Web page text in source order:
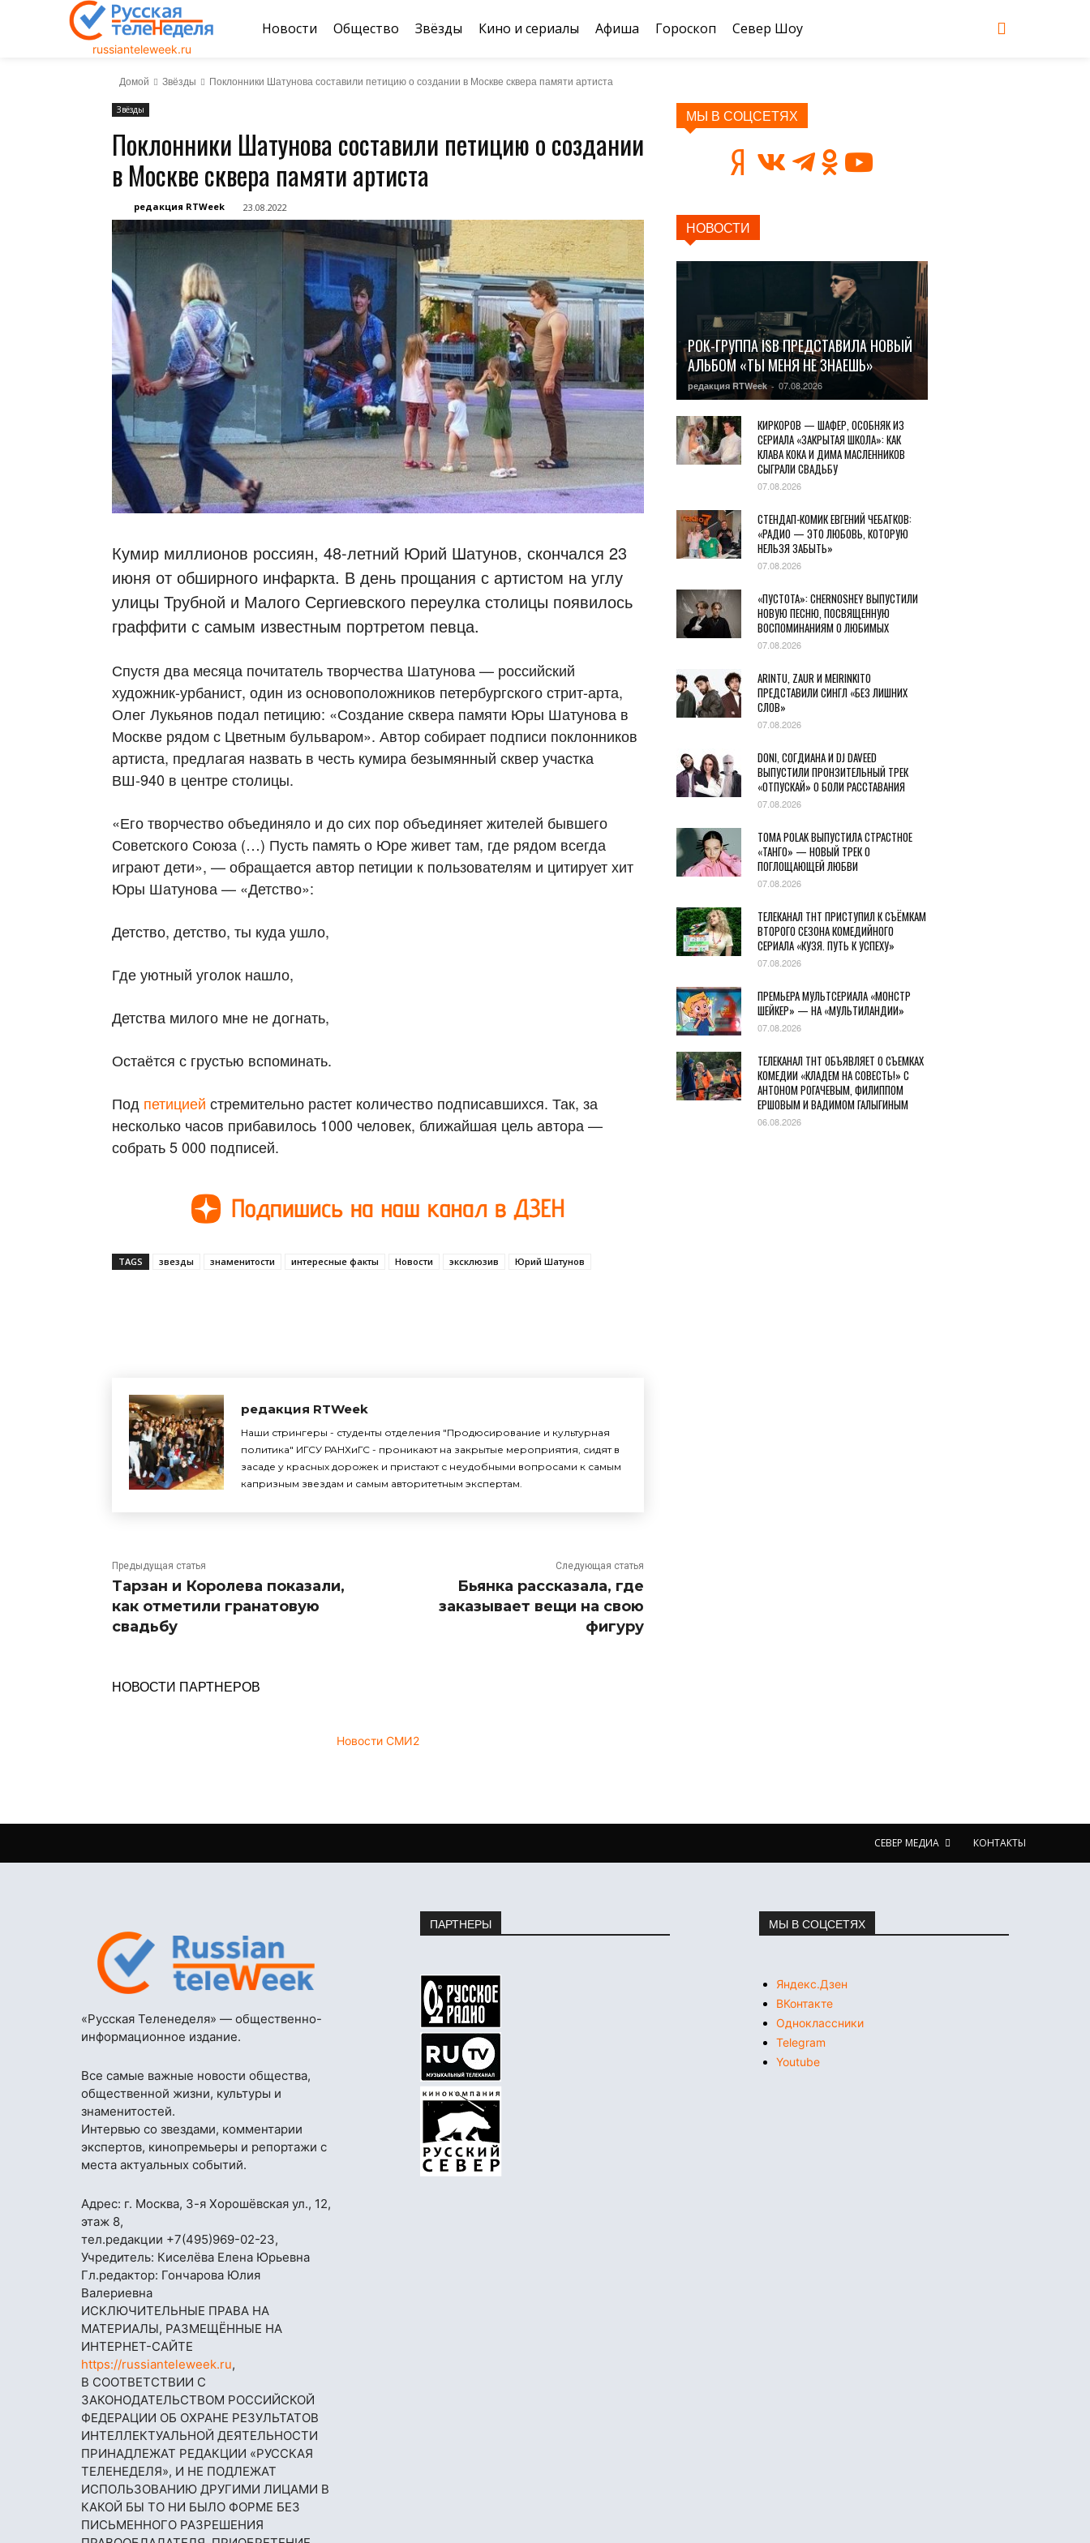
russianteleweek.ru
Новости Общество Звёзды Кино и сериалы Афиша Гороскоп Север Шоу
Домой Звёзды Поклонники Шатунова составили петицию о создании в Москве сквера памяти артиста
Звёзды
Поклонники Шатунова составили петицию о создании
в Москве сквера памяти артиста
редакция RTWeek 23.08.2022
Кумир миллионов россиян, 48-летний Юрий Шатунов, скончался 23
июня от обширного инфаркта. В день прощания с артистом на углу
улицы Трубной и Малого Сергиевского переулка столицы появилось
граффити с самым известным портретом певца.
Спустя два месяца почитатель творчества Шатунова — российский
художник-урбанист, один из основоположников петербургского стрит-арта,
Олег Лукьянов подал петицию: «Создание сквера памяти Юры Шатунова в
Москве рядом с Цветным бульваром». Автор собирает подписи поклонников
артиста, предлагая назвать в честь кумира безымянный сквер участка
ВШ-940 в центре столицы.
«Его творчество объединяло и до сих пор объединяет жителей бывшего
Советского Союза (…) Пусть память о Юре живет там, где рядом всегда
играют дети», — обращается автор петиции к пользователям и цитирует хит
Юры Шатунова — «Детство»:
Детство, детство, ты куда ушло,
Где уютный уголок нашло,
Детства милого мне не догнать,
Остаётся с грустью вспоминать.
Под петицией стремительно растет количество подписавшихся. Так, за
несколько часов прибавилось 1000 человек, ближайшая цель автора —
собрать 5 000 подписей.
TAGS звезды знаменитости интересные факты Новости эксклюзив Юрий Шатунов
редакция RTWeek
Наши стрингеры - студенты отделения "Продюсирование и культурная
политика" ИГСУ РАНХиГС - проникают на закрытые мероприятия, сидят в
засаде у красных дорожек и пристают с неудобными вопросами к самым
капризным звездам и самым авторитетным экспертам.
Предыдущая статья
Тарзан и Королева показали,
как отметили гранатовую
свадьбу
Следующая статья
Бьянка рассказала, где
заказывает вещи на свою
фигуру
НОВОСТИ ПАРТНЕРОВ
Новости СМИ2
МЫ В СОЦСЕТЯХ
НОВОСТИ
РОК-ГРУППА ISB ПРЕДСТАВИЛА НОВЫЙ
АЛЬБОМ «ТЫ МЕНЯ НЕ ЗНАЕШЬ»
редакция RTWeek - 07.08.2026
КИРКОРОВ — ШАФЕР, ОСОБНЯК ИЗ
СЕРИАЛА «ЗАКРЫТАЯ ШКОЛА»: КАК
КЛАВА КОКА И ДИМА МАСЛЕННИКОВ
СЫГРАЛИ СВАДЬБУ
07.08.2026
СТЕНДАП-КОМИК ЕВГЕНИЙ ЧЕБАТКОВ:
«РАДИО — ЭТО ЛЮБОВЬ, КОТОРУЮ
НЕЛЬЗЯ ЗАБЫТЬ»
07.08.2026
«ПУСТОТА»: CHERNOSHEY ВЫПУСТИЛИ
НОВУЮ ПЕСНЮ, ПОСВЯЩЕННУЮ
ВОСПОМИНАНИЯМ О ЛЮБИМЫХ
07.08.2026
ARINTU, ZAUR И MEIRINKITO
ПРЕДСТАВИЛИ СИНГЛ «БЕЗ ЛИШНИХ
СЛОВ»
07.08.2026
DONI, СОГДИАНА И DJ DAVEED
ВЫПУСТИЛИ ПРОНЗИТЕЛЬНЫЙ ТРЕК
«ОТПУСКАЙ» О БОЛИ РАССТАВАНИЯ
07.08.2026
TOMA POLAK ВЫПУСТИЛА СТРАСТНОЕ
«ТАНГО» — НОВЫЙ ТРЕК О
ПОГЛОЩАЮЩЕЙ ЛЮБВИ
07.08.2026
ТЕЛЕКАНАЛ ТНТ ПРИСТУПИЛ К СЪЁМКАМ
ВТОРОГО СЕЗОНА КОМЕДИЙНОГО
СЕРИАЛА «КУЗЯ. ПУТЬ К УСПЕХУ»
07.08.2026
ПРЕМЬЕРА МУЛЬТСЕРИАЛА «МОНСТР
ШЕЙКЕР» — НА «МУЛЬТИЛАНДИИ»
07.08.2026
ТЕЛЕКАНАЛ ТНТ ОБЪЯВЛЯЕТ О СЪЕМКАХ
КОМЕДИИ «КЛАДЕМ НА СОВЕСТЬ!» С
АНТОНОМ РОГАЧЕВЫМ, ФИЛИППОМ
ЕРШОВЫМ И ВАДИМОМ ГАЛЫГИНЫМ
06.08.2026
СЕВЕР МЕДИА КОНТАКТЫ
«Русская Теленеделя» — общественно-
информационное издание.
Все самые важные новости общества,
общественной жизни, культуры и
знаменитостей.
Интервью со звездами, комментарии
экспертов, кинопремьеры и репортажи с
места актуальных событий.
Адрес: г. Москва, 3-я Хорошёвская ул., 12,
этаж 8,
тел.редакции +7(495)969-02-23,
Учредитель: Киселёва Елена Юрьевна
Гл.редактор: Гончарова Юлия
Валериевна
ИСКЛЮЧИТЕЛЬНЫЕ ПРАВА НА
МАТЕРИАЛЫ, РАЗМЕЩЁННЫЕ НА
ИНТЕРНЕТ-САЙТЕ
https://russianteleweek.ru,
В СООТВЕТСТВИИ С
ЗАКОНОДАТЕЛЬСТВОМ РОССИЙСКОЙ
ФЕДЕРАЦИИ ОБ ОХРАНЕ РЕЗУЛЬТАТОВ
ИНТЕЛЛЕКТУАЛЬНОЙ ДЕЯТЕЛЬНОСТИ
ПРИНАДЛЕЖАТ РЕДАКЦИИ «РУССКАЯ
ТЕЛЕНЕДЕЛЯ», И НЕ ПОДЛЕЖАТ
ИСПОЛЬЗОВАНИЮ ДРУГИМИ ЛИЦАМИ В
КАКОЙ БЫ ТО НИ БЫЛО ФОРМЕ БЕЗ
ПИСЬМЕННОГО РАЗРЕШЕНИЯ
ПАРТНЕРЫ МЫ В СОЦСЕТЯХ
Яндекс.Дзен
ВКонтакте
Одноклассники
Telegram
Youtube